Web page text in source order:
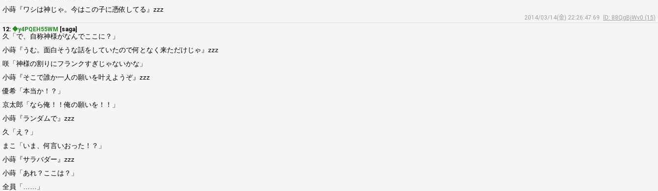
小蒔『ワシは神じゃ。今はこの子に憑依してる』zzz
2014/03/14(金) 22:26:47.69
ID: 88QgBjWv0 (15)
12: ◆y4PQEH55WM [saga]
久「で、自称神様がなんでここに？」
小蒔『うむ。面白そうな話をしていたので何となく来ただけじゃ』zzz
咲「神様の割りにフランクすぎじゃないかな」
小蒔『そこで誰か一人の願いを叶えようぞ』zzz
優希「本当か！？」
京太郎「なら俺！！俺の願いを！！」
小蒔『ランダムで』zzz
久「え？」
まこ「いま、何言いおった！？」
小蒔『サラバダー』zzz
小蒔「あれ？ここは？」
全員「……」